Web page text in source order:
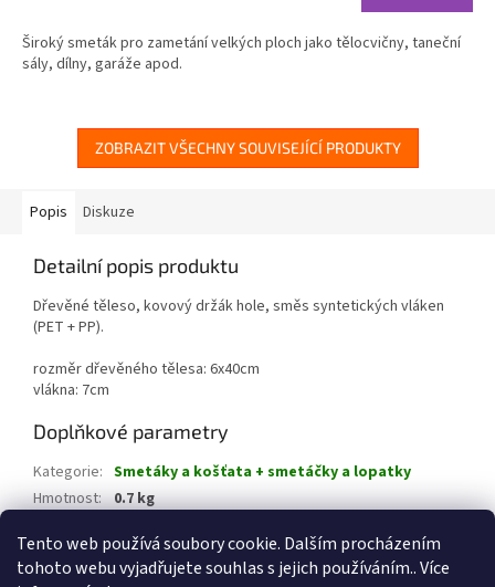
Tento web používá soubory cookie. Dalším procházením
tohoto webu vyjadřujete souhlas s jejich používáním.. Více
Široký smeták pro zametání velkých ploch jako tělocvičny, taneční
sály, dílny, garáže apod.
ZOBRAZIT VŠECHNY SOUVISEJÍCÍ PRODUKTY
Popis Diskuze
Detailní popis produktu
Dřevěné těleso, kovový držák hole, směs syntetických vláken
(PET + PP).
rozměr dřevěného tělesa: 6x40cm
vlákna: 7cm
Doplňkové parametry
Kategorie: Smetáky a košťata + smetáčky a lopatky
Hmotnost: 0.7 kg